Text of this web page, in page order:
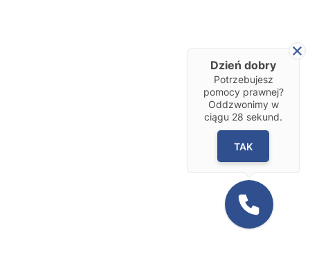
Dzień dobry
Potrzebujesz
pomocy prawnej?
Oddzwonimy w
ciągu 28 sekund.
TAK